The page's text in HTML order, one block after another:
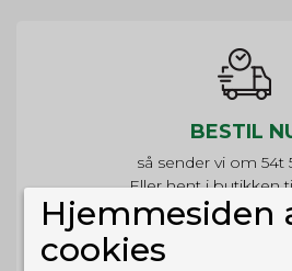
BESTIL
så sender vi om 54t
Eller hent i butikken
Hjemmesiden
cookies